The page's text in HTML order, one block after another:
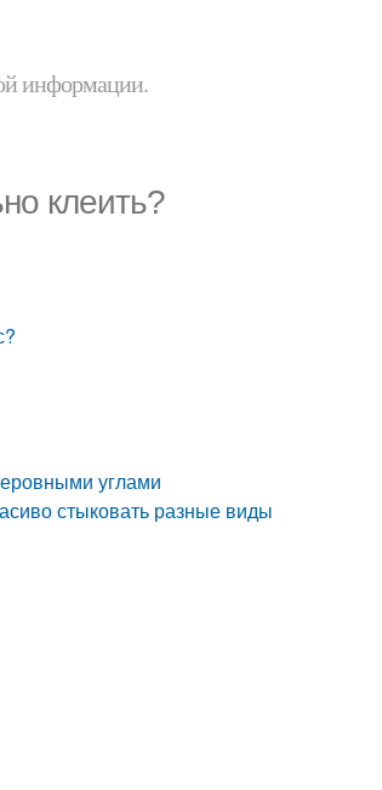
информации.
клеить?
углами
стыковать разные виды